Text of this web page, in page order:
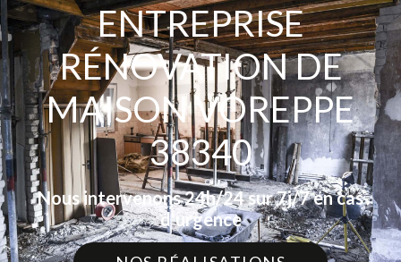
ENTREPRISE
RÉNOVATION DE
MAISON VOREPPE
38340
Nous intervenons 24h/24 sur 7j/7 en cas
d'urgence